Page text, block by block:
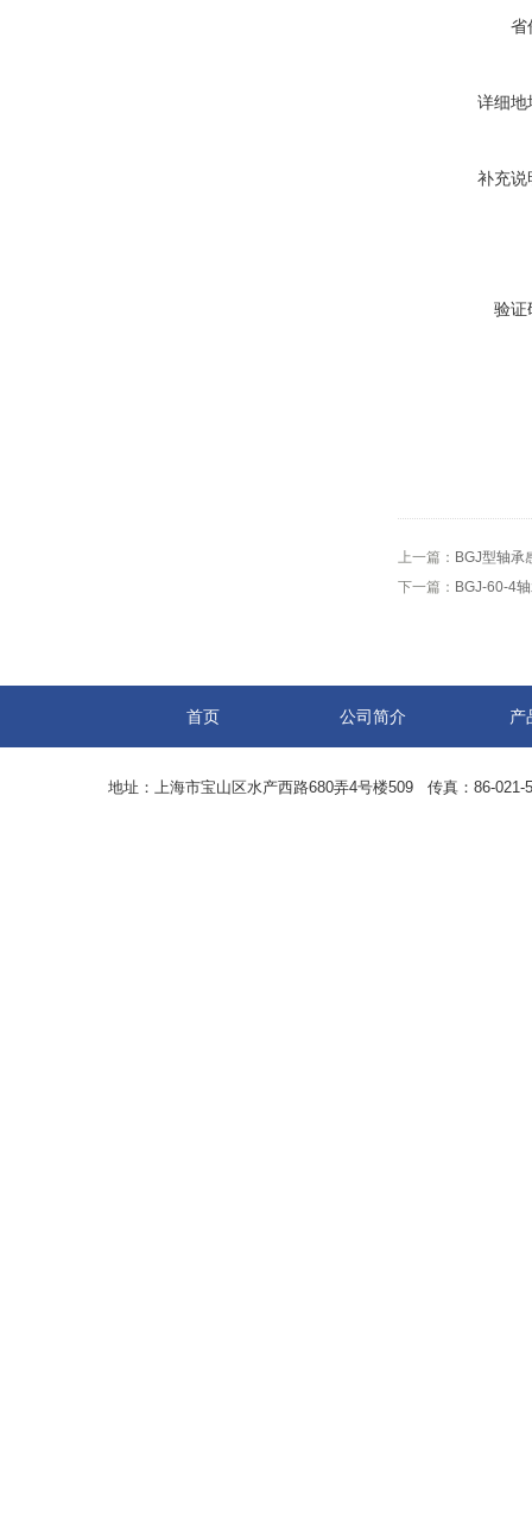
省
详细地
补充说
验证
上一篇： BGJ型轴承
下一篇： BGJ-60-4
首页 公司简介 产
地址：上海市宝山区水产西路680弄4号楼509 传真：86-